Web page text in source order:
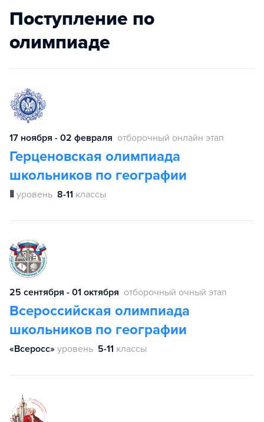
Поступление по
олимпиаде
17 ноября - 02 февраля отборочный онлайн этап
Герценовская олимпиада
школьников по географии
Ⅱ уровень 8-11 классы
25 сентября - 01 октября отборочный очный этап
Всероссийская олимпиада
школьников по географии
«Всеросс» уровень 5-11 классы